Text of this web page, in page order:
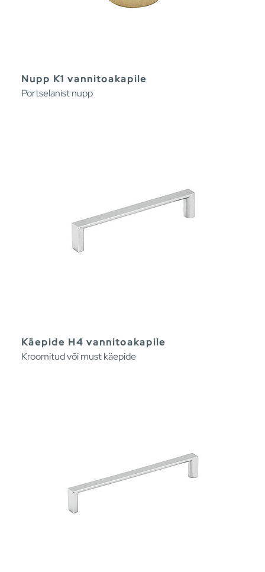
Nupp K1 vannitoakapile
Portselanist nupp
Käepide H4 vannitoakapile
Kroomitud või must käepide